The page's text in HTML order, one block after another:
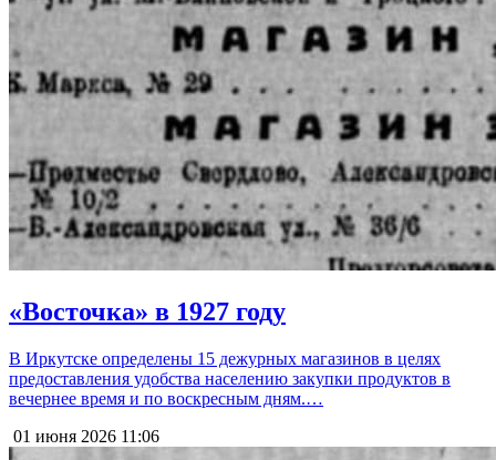
«Восточка» в 1927 году
В Иркутске определены 15 дежурных магазинов в целях
предоставления удобства населению закупки продуктов в
вечернее время и по воскресным дням.…
01 июня 2026 11:06